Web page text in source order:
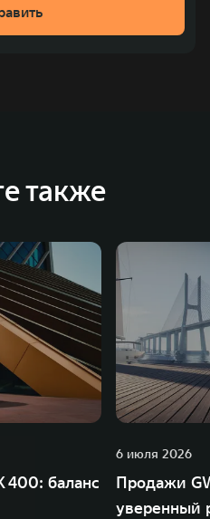
в Китае. На
Бразилии и Индии, а
также
400: баланс
6 июля 2026
Продажи
уверенный